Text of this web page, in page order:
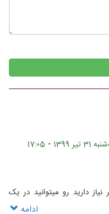
تیر 1399 -
17:05
دارید رو میتوانید در یک
ادامه